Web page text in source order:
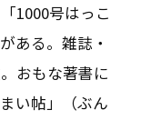
1000号はっこ
ある。雑誌・
おもな著書に
い帖」（ぶん